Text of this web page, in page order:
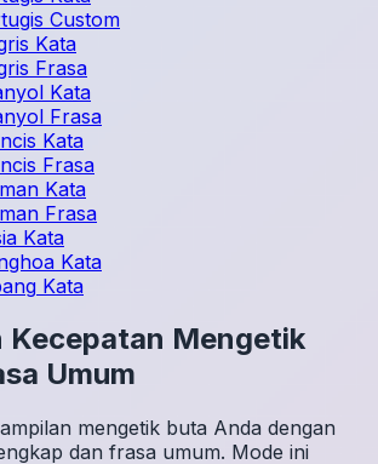
Custom
Kata
Frasa
Kata
Frasa
Kata
Frasa
Kata
Frasa
Kata
Kata
Kata
Kecepatan Mengetik
Umum
mengetik buta Anda dengan
dan frasa umum. Mode ini